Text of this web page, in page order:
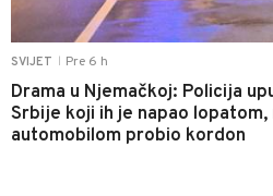
SVIJET Pre 6 h
Drama u Njemačkoj: Policija
Srbije koji ih je napao
automobilom probio kordon